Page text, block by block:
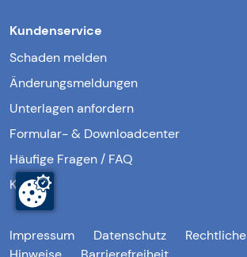
Kundenservice
Schaden melden
Änderungsmeldungen
Unterlagen anfordern
Formular- & Downloadcenter
Häufige Fragen / FAQ
Kontakt
Impressum Datenschutz
Rechtliche